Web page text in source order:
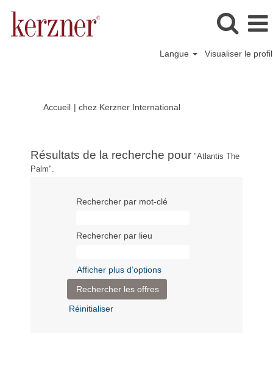
Langue Visualiser le profil
Accueil | chez Kerzner International(page
Résultats de la recherche pour "Atlantis The
Palm".
Rechercher par mot-clé
Rechercher par lieu
Afficher plus d’options
Réinitialiser